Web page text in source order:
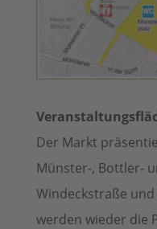
Der Markt
Münster-, Bottler-
Windeckstraße und
werden wieder die